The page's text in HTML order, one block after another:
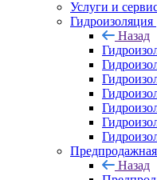
Услуги и
Гидроизоляция
Назад
Назад